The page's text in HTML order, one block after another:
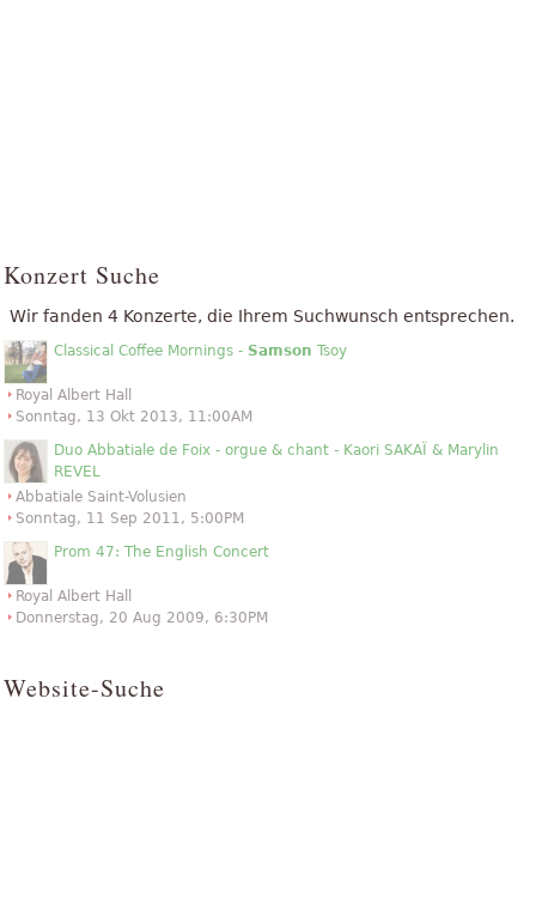
Konzert Suche
Wir fanden 4 Konzerte, die Ihrem Suchwunsch entsprechen.
Classical Coffee Mornings - Samson Tsoy
Royal Albert Hall
Sonntag, 13 Okt 2013, 11:00AM
Duo Abbatiale de Foix - orgue & chant - Kaori SAKAÏ & Marylin
REVEL
Abbatiale Saint-Volusien
Sonntag, 11 Sep 2011, 5:00PM
Prom 47: The English Concert
Royal Albert Hall
Donnerstag, 20 Aug 2009, 6:30PM
Website-Suche